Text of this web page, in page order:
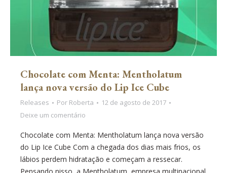
Chocolate com Menta: Mentholatum
lança nova versão do Lip Ice Cube
Releases Por Roberta
12 de agosto de 2017
Deixe um comentário
Chocolate com Menta: Mentholatum lança nova versão
do Lip Ice Cube Com a chegada dos dias mais frios, os
lábios perdem hidratação e começam a ressecar.